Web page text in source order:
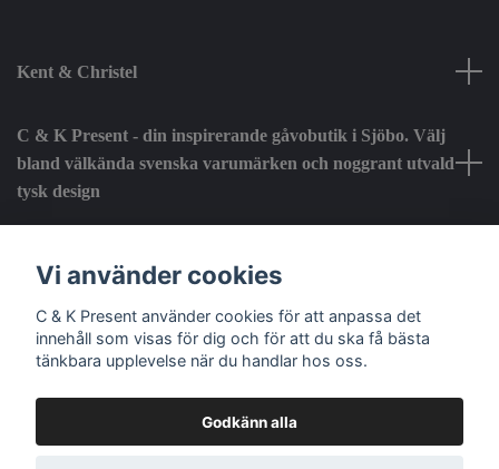
Kent & Christel
C & K Present - din inspirerande gåvobutik i Sjöbo. Välj
bland välkända svenska varumärken och noggrant utvald
tysk design
Sociala medier
Vi använder cookies
C & K Present använder cookies för att anpassa det
innehåll som visas för dig och för att du ska få bästa
tänkbara upplevelse när du handlar hos oss.
Godkänn alla